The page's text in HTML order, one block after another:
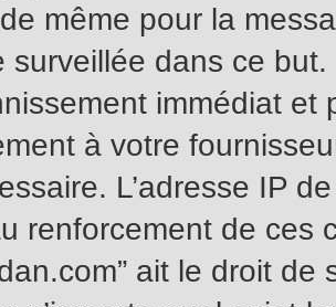
même pour la
surveillée dans ce
immédiat et
à votre
L’adresse IP
renforcement de
ait le droit de